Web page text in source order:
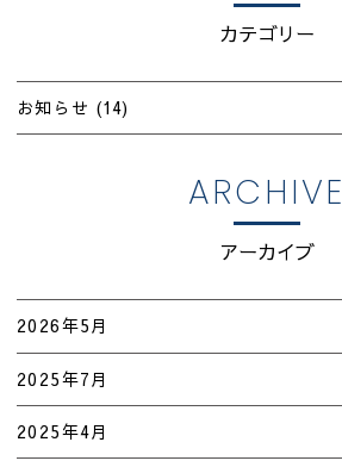
カテゴリー
お知らせ (14)
ARCHIVE
アーカイブ
2026年5月
2025年7月
2025年4月